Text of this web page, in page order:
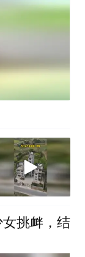
挑衅，结